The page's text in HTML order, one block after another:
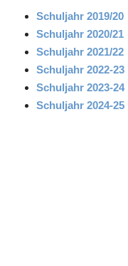
Schuljahr 2019/20
Schuljahr 2020/21
Schuljahr 2021/22
Schuljahr 2022-23
Schuljahr 2023-24
Schuljahr 2024-25